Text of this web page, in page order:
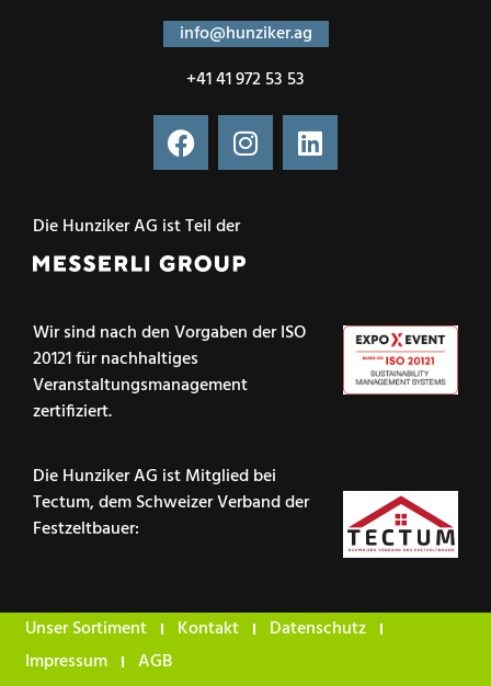
info@hunziker.ag
+41 41 972 53 53
Die Hunziker AG ist Teil der
Wir sind nach den Vorgaben der ISO
20121 für nachhaltiges
Veranstaltungsmanagement
zertifiziert.
Die Hunziker AG ist Mitglied bei
Tectum, dem Schweizer Verband der
Festzeltbauer:
Unser Sortiment Kontakt
Datenschutz
Impressum
AGB